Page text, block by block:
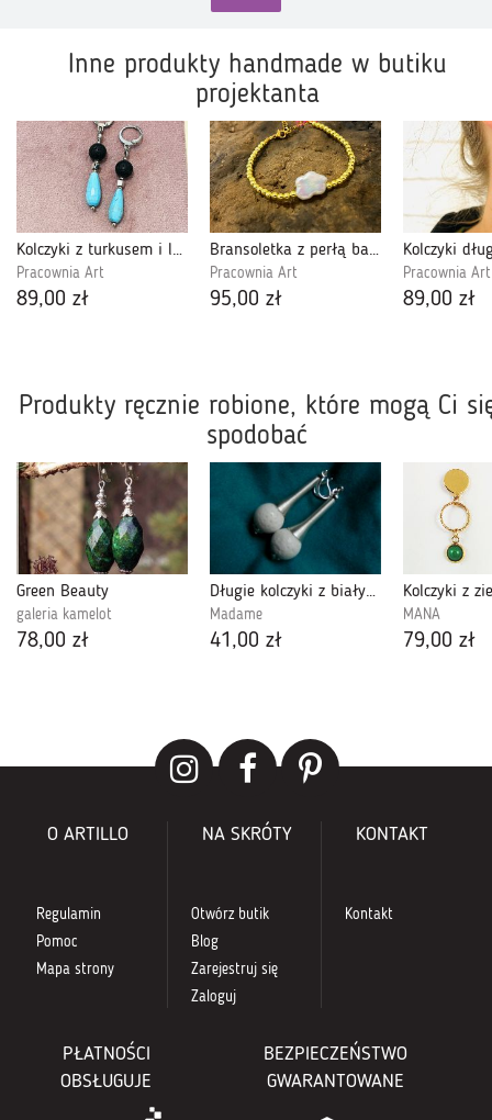
Inne produkty handmade w butiku
projektanta
Kolczyki z turkusem i lawą wulkaniczną
Pracownia Art
89,00 zł
Bransoletka z perłą barokową i złotymi hematytami.
Pracownia Art
95,00 zł
Pracownia Art
89,00 zł
Produkty ręcznie robione, które mogą Ci
spodobać
Green Beauty
galeria kamelot
78,00 zł
Długie kolczyki z białym koralem, srebro
Madame
41,00 zł
MANA
79,00 zł
O ARTILLO
Regulamin
Pomoc
Mapa strony
NA SKRÓTY
Otwórz butik
Blog
Zarejestruj się
Zaloguj
KONTAKT
Kontakt
PŁATNOŚCI
OBSŁUGUJE
BEZPIECZEŃSTWO
GWARANTOWANE